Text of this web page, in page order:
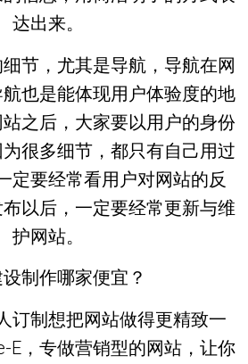
达出来。
节，尤其是导航，导航在网
也是能体现用户体验度的地
之后，大家要以用户的身份
很多细节，都只有自己用过
定要经常看用户对网站的反
以后，一定要经常更新与维
护网站。
制作哪家便宜？
订制想把网站做得更精致一
E，专做营销型的网站，让你